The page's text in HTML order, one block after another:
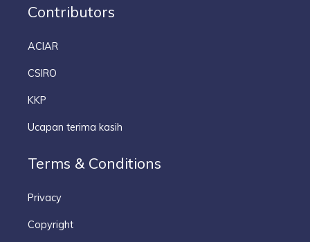
Contributors
ACIAR
CSIRO
KKP
Ucapan terima kasih
Terms & Conditions
Privacy
Copyright